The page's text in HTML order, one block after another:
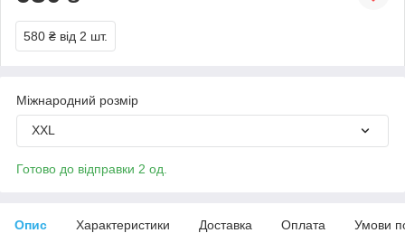
580 ₴ від 2 шт.
Міжнародний розмір
XXL
Готово до відправки 2 од.
Опис Характеристики Доставка Оплата Умови